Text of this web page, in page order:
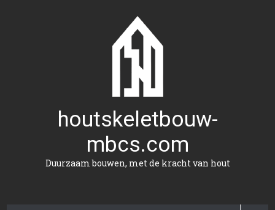
houtskeletbouw-
mbcs.com
Duurzaam bouwen, met de kracht van hout